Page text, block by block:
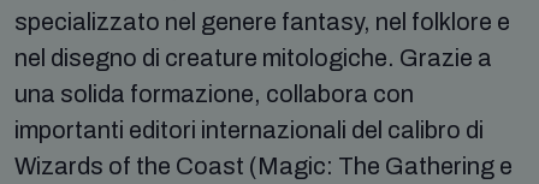
specializzato nel genere fantasy, nel folklore e
nel disegno di creature mitologiche. Grazie a
una solida formazione, collabora con
importanti editori internazionali del calibro di
Wizards of the Coast (Magic: The Gathering e